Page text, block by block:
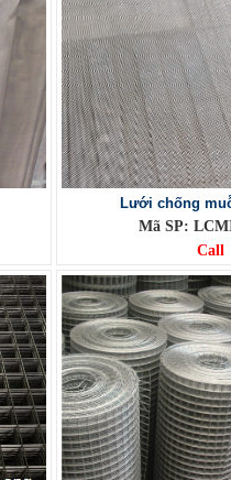
Lưới chống
Mã SP:
Call